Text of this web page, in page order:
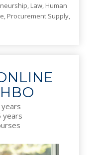
Law, Human
Procurement Supply,
years